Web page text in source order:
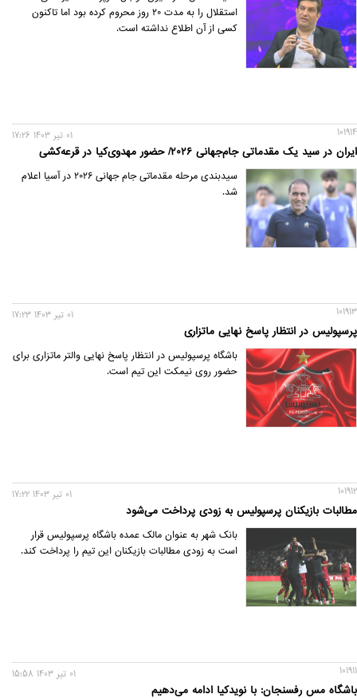
استقلال را به مدت ۲۰ روز محروم کرده بود اما تاکنون
کسی از آن اطلاع نداشته است.
101914
ایران در سید یک مقدماتی جام‌جهانی ۲۰۲۶/ حضور مهدوی‌کیا در قرعه‌کشی
01 تير 1403 17:26
سیدبندی مرحله مقدماتی جام جهانی ۲۰۲۶ در آسیا اعلام
شد.
101913
پرسپولیس در انتظار پاسخ نهایی ماتزاری
01 تير 1403 17:23
باشگاه پرسپولیس در انتظار پاسخ نهایی والتر ماتزاری برای
حضور روی نیمکت این تیم است.
101912
مطالبات بازیکنان پرسپولیس به زودی پرداخت می‌‌شود
01 تير 1403 17:22
بانک شهر به عنوان مالک عمده باشگاه پرسپولیس قرار
است به زودی مطالبات بازیکنان این تیم را پرداخت کند.
101911
باشگاه مس رفسنجان: با نویدکیا ادامه می‌دهیم
01 تير 1403 15:58